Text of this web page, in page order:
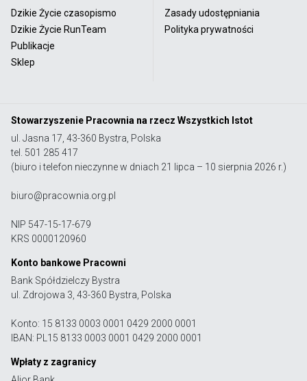
Dzikie Życie czasopismo
Dzikie Życie RunTeam
Publikacje
Sklep
Zasady udostępniania
Polityka prywatności
Stowarzyszenie Pracownia na rzecz Wszystkich Istot
ul. Jasna 17, 43-360 Bystra, Polska
tel. 501 285 417
(biuro i telefon nieczynne w dniach 21 lipca – 10 sierpnia 2026 r.)
biuro@pracownia.org.pl
NIP 547-15-17-679
KRS 0000120960
Konto bankowe Pracowni
Bank Spółdzielczy Bystra
ul. Zdrojowa 3, 43-360 Bystra, Polska
Konto: 15 8133 0003 0001 0429 2000 0001
IBAN: PL15 8133 0003 0001 0429 2000 0001
Wpłaty z zagranicy